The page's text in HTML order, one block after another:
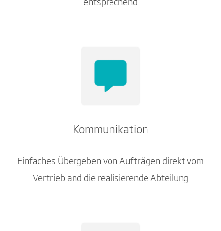
entsprechend
Kommunikation
Einfaches Übergeben von Aufträgen direkt vom
Vertrieb and die realisierende Abteilung